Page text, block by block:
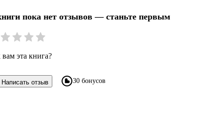
пока нет отзывов — станьте первым
эта книга?
Написать отзыв 30 бонусов